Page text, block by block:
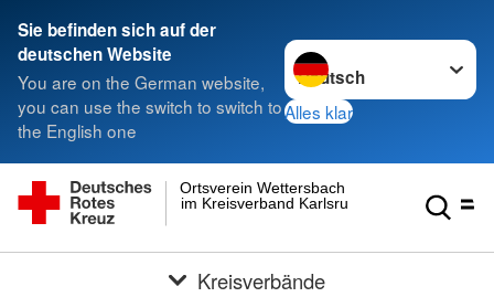
Sie befinden sich auf der
deutschen Website
You are on the German website,
you can use the switch to switch to
the English one
Sprache wechseln zu
Alles klar
im Kreisverband Karlsruhe e.V.
Ortsverein Wettersbach
Kreisverbände